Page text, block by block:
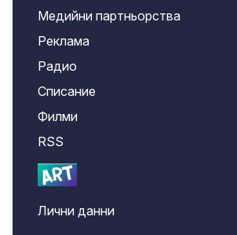
Медийни партньорства
Реклама
Радио
Списание
Филми
RSS
Лични данни